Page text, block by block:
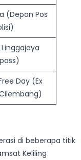
(Depan Pos
Linggajaya
Day (Ex
di beberapa titik
Keliling